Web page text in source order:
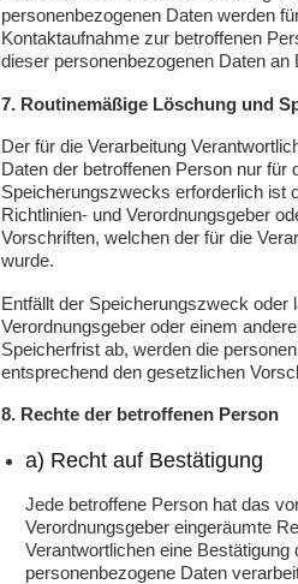
personenbezogenen Daten werden
Kontaktaufnahme zur betroffenen
dieser personenbezogenen Daten an
7. Routinemäßige Löschung und
Der für die Verarbeitung
Daten der betroffenen Person nur
Speicherungszwecks erforderlich ist
Richtlinien- und Verordnungsgeber
Vorschriften, welchen der für die
wurde.
Entfällt der Speicherungszweck oder
Verordnungsgeber oder einem
Speicherfrist ab, werden die
entsprechend den gesetzlichen
8. Rechte der betroffenen Person
a) Recht auf Bestätigung
Jede betroffene Person hat das
Verordnungsgeber eingeräumte
Verantwortlichen eine
personenbezogene Daten